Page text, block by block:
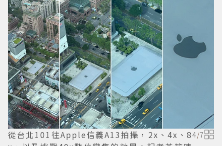
從台北101往Apple信義A13拍攝，2x、4x、84/7